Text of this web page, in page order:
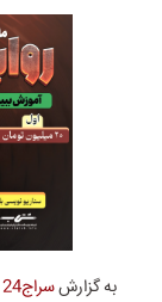
به گزارشسراج24